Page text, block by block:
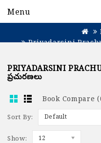
Menu
Priyadarsini
PRIYADARSINI
ప్రచురణలు
Book Compare
Sort By: Default
Show: 12